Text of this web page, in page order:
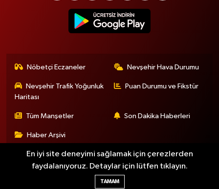
Nöbetçi Eczaneler Nevşehir Hava Durumu
Nevşehir Trafik Yoğunluk
Haritası
Puan Durumu ve Fikstür
Tüm Manşetler Son Dakika Haberleri
Haber Arşivi
Haber Yazılımı:
En iyi site deneyimi sağlamak için çerezlerden
faydalanıyoruz. Detaylar için lütfen tıklayın.
TAMAM